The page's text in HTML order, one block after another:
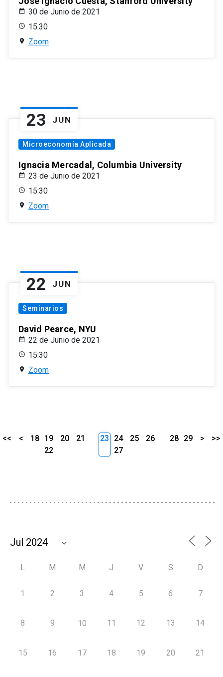
30 de Junio de 2021
15:30
Zoom
23 JUN
Microeconomía Aplicada
Ignacia Mercadal, Columbia University
23 de Junio de 2021
15:30
Zoom
22 JUN
Seminarios
David Pearce, NYU
22 de Junio de 2021
15:30
Zoom
<< < 18 19 20
21
22
23 24 25
26
27
28 29 > >>
L M M J V S D
1 2 3 4 5 6 7
8 9 10 11 12 13 14
15 16 17 18 19 20 21